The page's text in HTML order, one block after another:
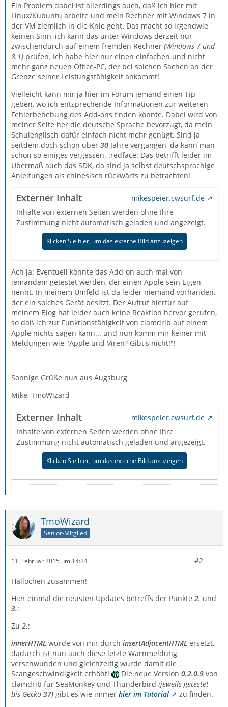
Ein Problem dabei ist allerdings auch, daß ich hier mit
Linux/Kubuntu arbeite und mein Rechner mit Windows 7 in
der VM ziemlich in die Knie geht. Das macht so irgendwie
keinen Sinn, ich kann das unter Windows derzeit nur
zwischendurch auf einem fremden Rechner (Windows 7 und
8.1) prüfen. Ich habe hier nur einen einfachen und nicht
mehr ganz neuen Office-PC, der bei solchen Sachen an der
Grenze seiner Leistungsfähigkeit ankommt!
Vielleicht kann mir ja hier im Forum jemand einen Tip
geben, wo ich entsprechende Informationen zur weiteren
Fehlerbehebung des Add-ons finden könnte. Dabei wird von
meiner Seite her die deutsche Sprache bevorzugt, da mein
Schulenglisch dafür einfach nicht mehr genügt. Sind ja
seitdem doch schon über 30 Jahre vergangen, da kann man
schon so einiges vergessen. :redface: Das betrifft leider im
Übermaß auch das SDK, da sind ja selbst deutschsprachige
Anleitungen als chinesisch rückwärts zu betrachten!
Externer Inhalt
mikespeier.cwsurf.de
Inhalte von externen Seiten werden ohne Ihre
Zustimmung nicht automatisch geladen und angezeigt.
Klicken Sie hier, um das externe Bild anzuzeigen
Ach ja: Eventuell könnte das Add-on auch mal von
jemandem getestet werden, der einen Apple sein Eigen
nennt. In meinem Umfeld ist da leider niemand vorhanden,
der ein solches Gerät besitzt. Der Aufruf hierfür auf
meinem Blog hat leider auch keine Reaktion hervor gerufen,
so daß ich zur Funktionsfähigkeit von clamdrib auf einem
Apple nichts sagen kann... und nun komm mir keiner mit
Meldungen wie "Apple und Viren? Gibt's nicht!"!
Sonnige Grüße nun aus Augsburg
Mike, TmoWizard
Externer Inhalt
mikespeier.cwsurf.de
Inhalte von externen Seiten werden ohne Ihre
Zustimmung nicht automatisch geladen und angezeigt.
Klicken Sie hier, um das externe Bild anzuzeigen
TmoWizard
Senior-Mitglied
11. Februar 2015 um 14:24 #2
Hallöchen zusammen!
Hier einmal die neusten Updates betreffs der Punkte 2. und
3.:
Zu 2.:
innerHTML wurde von mir durch insertAdjacentHTML ersetzt,
dadurch ist nun auch diese letzte Warnmeldung
verschwunden und gleichzeitig wurde damit die
Scangeschwindigkeit erhöht!
Die neue Version 0.2.0.9 von
clamdrib für SeaMonkey und Thunderbird (jeweils getestet
bis Gecko 37) gibt es wie immer hier im Tutorial zu finden.